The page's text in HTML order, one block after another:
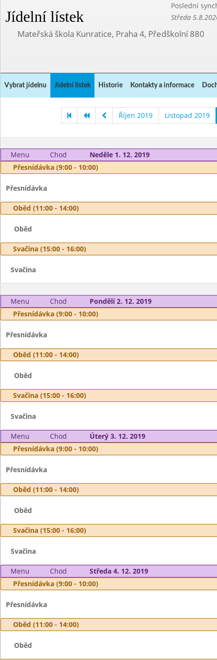
Jídelní lístek
Poslední
Středa
Mateřská škola Kunratice, Praha 4, Předškolní 880
Vybrat jídelnu Jídelní lístek Historie Kontakty a informace
Říjen 2019 Listopad 2019
Menu Chod
Neděle 1. 12. 2019
Přesnídávka (9:00 - 10:00)
Přesnídávka
Oběd (11:00 - 14:00)
Oběd
Svačina (15:00 - 16:00)
Svačina
Menu Chod
Pondělí 2. 12. 2019
Přesnídávka (9:00 - 10:00)
Přesnídávka
Oběd (11:00 - 14:00)
Oběd
Svačina (15:00 - 16:00)
Svačina
Menu Chod
Úterý 3. 12. 2019
Přesnídávka (9:00 - 10:00)
Přesnídávka
Oběd (11:00 - 14:00)
Oběd
Svačina (15:00 - 16:00)
Svačina
Menu Chod
Středa 4. 12. 2019
Přesnídávka (9:00 - 10:00)
Přesnídávka
Oběd (11:00 - 14:00)
Oběd